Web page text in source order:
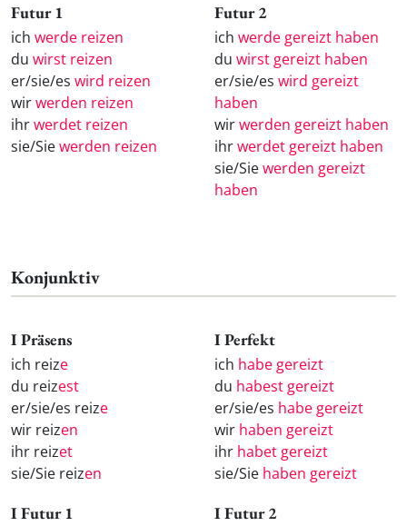
Futur 1
ich werde reizen
du wirst reizen
er/sie/es wird reizen
wirwerden reizen
ihrwerdet reizen
sie/Siewerden reizen
Futur 2
ich werde gereizt haben
du wirst gereizt haben
er/sie/es wird gereizt
haben
wirwerden gereizt haben
ihrwerdet gereizt haben
sie/Siewerden gereizt
haben
Konjunktiv
I Präsens
ich reize
du reizest
er/sie/es reize
wir reizen
ihr reizet
sie/Sie reizen
I Perfekt
ich habe gereizt
du habest gereizt
er/sie/es habe gereizt
wir haben gereizt
ihr habet gereizt
sie/Sie haben gereizt
I Futur 1 I Futur 2